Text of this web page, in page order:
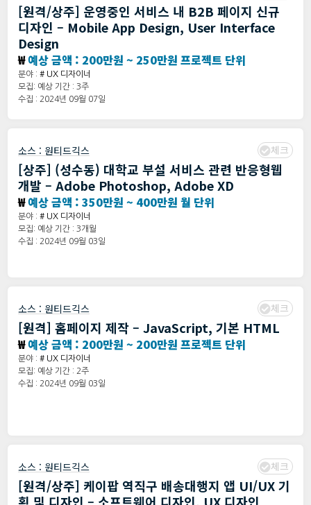
[원격/상주] 운영중인 서비스 내 B2B 페이지 신규
디자인 – Mobile App Design, User Interface
Design
₩예상 금액 : 200만원 ~ 250만원 프로젝트 단위
분야 : # UX 디자이너
모집: 예상 기간 : 3주
수집 : 2024년 09월 07일
소스 : 원티드긱스 체크
[상주] (성수동) 대학교 부설 서비스 관련 반응형웹
개발 – Adobe Photoshop, Adobe XD
₩예상 금액 : 350만원 ~ 400만원 월 단위
분야 : # UX 디자이너
모집: 예상 기간 : 3개월
수집 : 2024년 09월 03일
소스 : 원티드긱스 체크
[원격] 홈페이지 제작 – JavaScript, 기본 HTML
₩예상 금액 : 200만원 ~ 200만원 프로젝트 단위
분야 : # UX 디자이너
모집: 예상 기간 : 2주
수집 : 2024년 09월 03일
소스 : 원티드긱스 체크
[원격/상주] 케이팝 역직구 배송대행지 앱 UI/UX 기